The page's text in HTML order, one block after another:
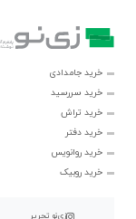
خرید جامدادی
خرید سررسید
خرید تراش
خرید دفتر
خرید روانویس
خرید روبیک
زی‌نو تحریر